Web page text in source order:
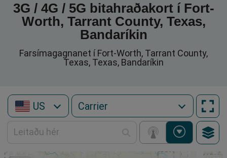
3G / 4G / 5G bitahraðakort í Fort-
Worth, Tarrant County, Texas,
Bandaríkin
Farsímagagnanet í Fort-Worth, Tarrant County,
Texas, Texas, Bandaríkin
US